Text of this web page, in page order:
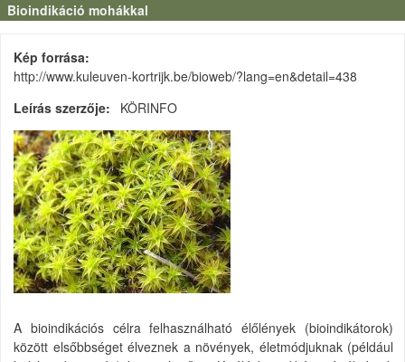
Bioindikáció mohákkal
Kép forrása
http://www.kuleuven-kortrijk.be/bioweb/?lang=en&detail=438
Leírás szerzője
KÖRINFO
A bioindikációs célra felhasználható élőlények (bioindikátorok)
között elsőbbséget élveznek a növények, életmódjuknak (például